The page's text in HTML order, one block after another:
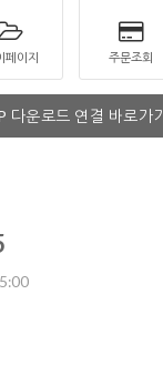
페이지 주문조회
다운로드 연결 바로가기